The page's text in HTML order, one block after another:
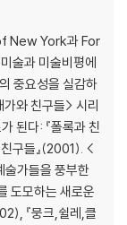
New York과 For
술과 미술비평에
중요성을 실감하
와 친구들> 시리
된다: 『폴록과 친
구들』(2001). <
가들을 풍부한
도모하는 새로운
『뭉크,쉴레,클